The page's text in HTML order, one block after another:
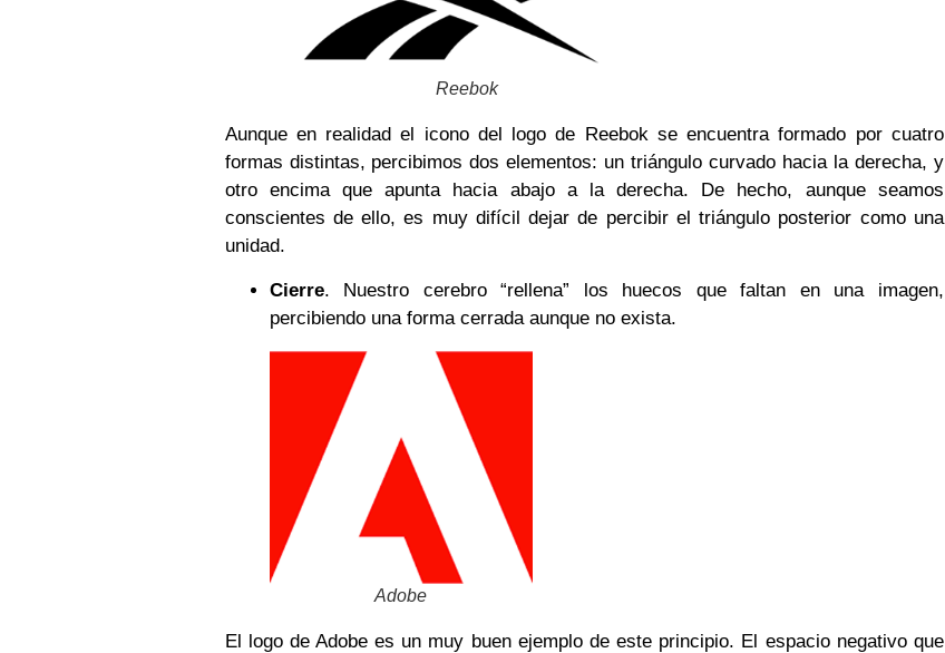
Reebok
Aunque en realidad el icono del logo de Reebok se encuentra formado por cuatro
formas distintas, percibimos dos elementos: un triángulo curvado hacia la derecha, y
otro encima que apunta hacia abajo a la derecha. De hecho, aunque seamos
conscientes de ello, es muy difícil dejar de percibir el triángulo posterior como una
unidad.
Cierre. Nuestro cerebro “rellena” los huecos que faltan en una imagen,
percibiendo una forma cerrada aunque no exista.
Adobe
El logo de Adobe es un muy buen ejemplo de este principio. El espacio negativo que